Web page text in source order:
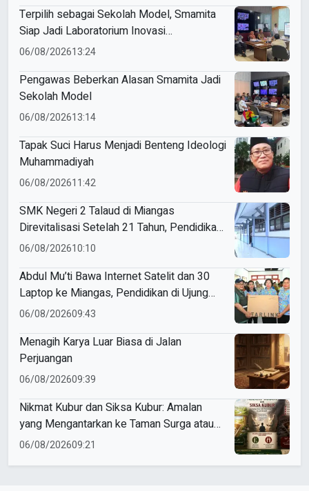
Terpilih sebagai Sekolah Model, Smamita
Siap Jadi Laboratorium Inovasi
Pembelajaran AI
06/08/202613:24
Pengawas Beberkan Alasan Smamita Jadi
Sekolah Model
06/08/202613:14
Tapak Suci Harus Menjadi Benteng Ideologi
Muhammadiyah
06/08/202611:42
SMK Negeri 2 Talaud di Miangas
Direvitalisasi Setelah 21 Tahun, Pendidikan
3T Makin Berkualitas
06/08/202610:10
Abdul Mu’ti Bawa Internet Satelit dan 30
Laptop ke Miangas, Pendidikan di Ujung
Negeri Makin Digital
06/08/202609:43
Menagih Karya Luar Biasa di Jalan
Perjuangan
06/08/202609:39
Nikmat Kubur dan Siksa Kubur: Amalan
yang Mengantarkan ke Taman Surga atau
Azab Barzakh
06/08/202609:21